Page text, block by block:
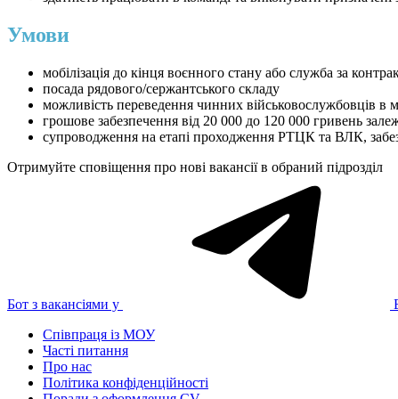
Умови
мобілізація до кінця воєнного стану або служба за
посада рядового/сержантського складу
можливість переведення чинних військовослужбовців в
грошове забезпечення від 20 000 до 120 000 гривень
супроводження на етапі проходження РТЦК та ВЛК,
Отримуйте сповіщення про нові вакансії в обраний підрозділ
Бот з вакансіями у
Співпраця із МОУ
Часті питання
Про нас
Політика конфіденційності